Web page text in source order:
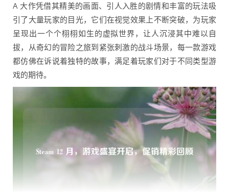
A 大作凭借其精美的画面、引人入胜的剧情和丰富的玩法吸
引了大量玩家的目光，它们在视觉效果上不断突破，为玩家
呈现出一个个栩栩如生的虚拟世界，让人沉浸其中难以自
拔，从奇幻的冒险之旅到紧张刺激的战斗场景，每一款游戏
都仿佛在诉说着独特的故事，满足着玩家们对于不同类型游
戏的期待。